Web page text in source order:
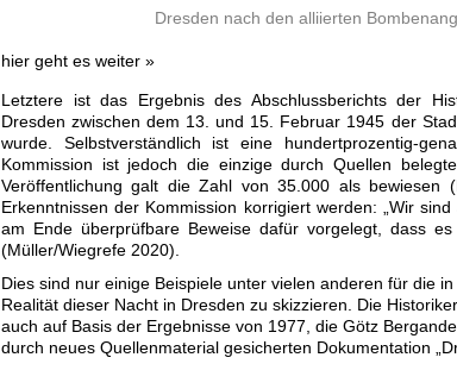
Dresden nach den alliierten
hier geht es weiter »
Letztere ist das Ergebnis des Abschlussberichts der
Dresden zwischen dem 13. und 15. Februar 1945 der
wurde. Selbstverständlich ist eine hundertprozentig-
Kommission ist jedoch die einzige durch Quellen
Veröffentlichung galt die Zahl von 35.000 als bewiesen
Erkenntnissen der Kommission korrigiert werden: „Wir
am Ende überprüfbare Beweise dafür vorgelegt, dass
(Müller/Wiegrefe 2020).
Dies sind nur einige Beispiele unter vielen anderen für die
Realität dieser Nacht in Dresden zu skizzieren. Die
auch auf Basis der Ergebnisse von 1977, die Götz
durch neues Quellenmaterial gesicherten Dokumentation